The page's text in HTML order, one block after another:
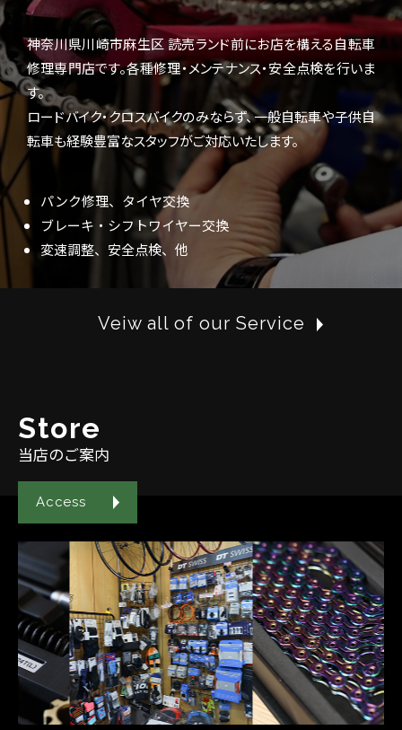
神奈川県川崎市麻生区 読売ランド前にお店を構える自転車
修理専門店です。各種修理・メンテナンス・安全点検を行いま
す。
ロードバイク・クロスバイクのみならず、一般自転車や子供自
転車も経験豊富なスタッフがご対応いたします。
パンク修理、タイヤ交換
ブレーキ・シフトワイヤー交換
変速調整、安全点検、他
Veiw all of our Service
Store
当店のご案内
Access